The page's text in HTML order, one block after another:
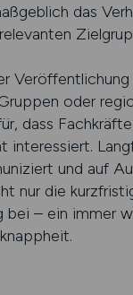
das
oder
dass
interessiert.
und auf
nur die
bei – ein immer